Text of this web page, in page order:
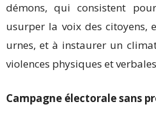
démons, qui consistent
usurper la voix des citoyens,
urnes, et à instaurer un
violences physiques et
Campagne électorale sans